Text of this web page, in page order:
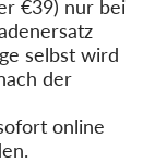
€39) nur bei
selbst wird
der
online